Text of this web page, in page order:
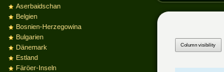
Aserbaidschan
Belgien
Bosnien-Herzegowina
Bulgarien
Dänemark
Estland
Färöer-Inseln
Column visibility